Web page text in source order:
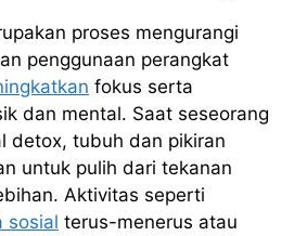
proses mengurangi
penggunaan perangkat
fokus serta
dan mental. Saat seseorang
detox, tubuh dan pikiran
untuk pulih dari tekanan
Aktivitas seperti
sosial terus-menerus atau